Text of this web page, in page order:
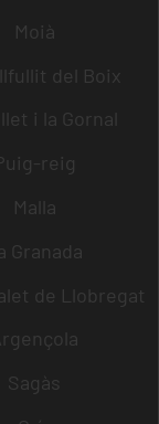
Moià
del Boix
i la Gornal
reig
Malla
Granada
de Llobregat
Sagàs